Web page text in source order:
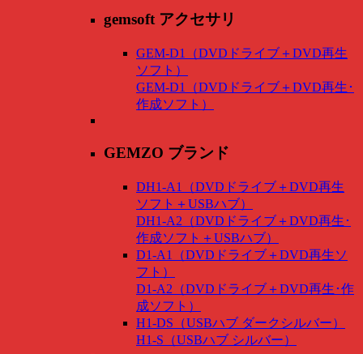
gemsoft アクセサリ
GEM-D1（DVDドライブ＋DVD再生
ソフト）
GEM-D1（DVDドライブ＋DVD再生･
作成ソフト）
GEMZO ブランド
DH1-A1（DVDドライブ＋DVD再生
ソフト＋USBハブ）
DH1-A2（DVDドライブ＋DVD再生･
作成ソフト＋USBハブ）
D1-A1（DVDドライブ＋DVD再生ソ
フト）
D1-A2（DVDドライブ＋DVD再生･作
成ソフト）
H1-DS（USBハブ ダークシルバー）
H1-S（USBハブ シルバー）